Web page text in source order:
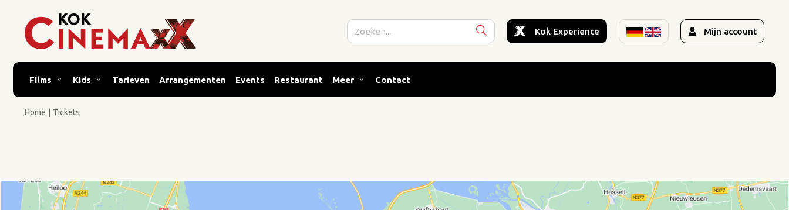
Kok Experience Mijn account
Films Kids Tarieven Arrangementen Events Restaurant Meer Contact
Home Tickets